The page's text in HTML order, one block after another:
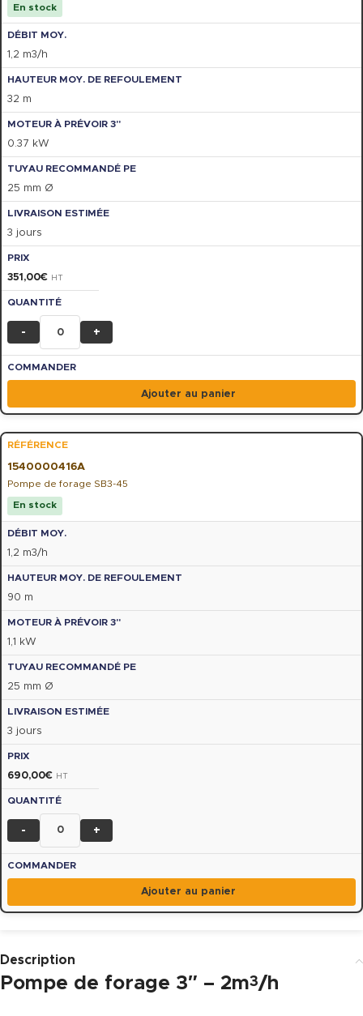
En stock
1,2 m3/h
32 m
0.37 kW
25 mm Ø
3 jours
351,00€ HT
- +
Ajouter au panier
1540000416A
Pompe de forage SB3-45
En stock
1,2 m3/h
90 m
1,1 kW
25 mm Ø
3 jours
690,00€ HT
- +
Ajouter au panier
Description
Pompe de forage 3″ – 2m3/h